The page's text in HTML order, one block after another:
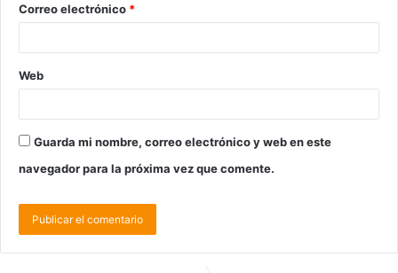
Correo electrónico *
Web
Guarda mi nombre, correo electrónico y web en este
navegador para la próxima vez que comente.